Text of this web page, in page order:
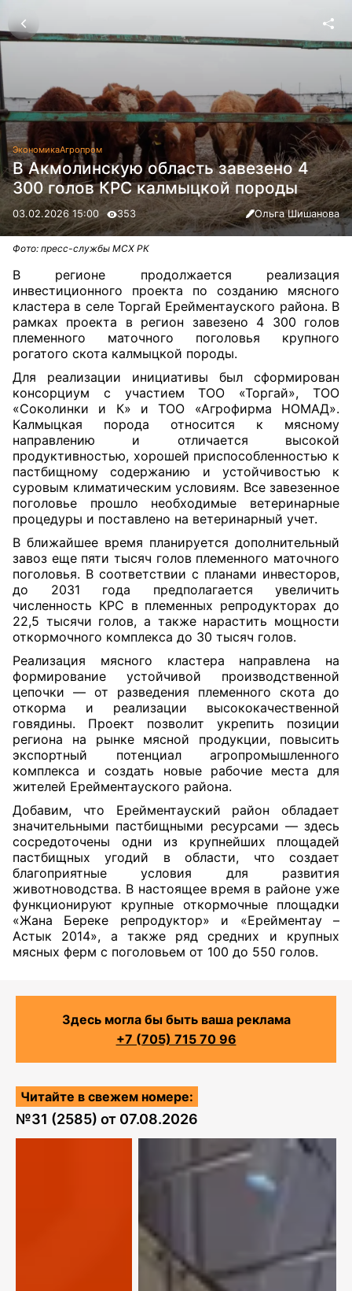
ЭкономикаАгропром
В Акмолинскую область завезено 4
300 голов КРС калмыцкой породы
03.02.2026 15:00 353 Ольга Шишанова
Фото: пресс-службы МСХ РК
В регионе продолжается реализация
инвестиционного проекта по созданию мясного
кластера в селе Торгай Ерейментауского района. В
рамках проекта в регион завезено 4 300 голов
племенного маточного поголовья крупного
рогатого скота калмыцкой породы.
Для реализации инициативы был сформирован
консорциум с участием ТОО «Торгай», ТОО
«Соколинки и К» и ТОО «Агрофирма НОМАД».
Калмыцкая порода относится к мясному
направлению и отличается высокой
продуктивностью, хорошей приспособленностью к
пастбищному содержанию и устойчивостью к
суровым климатическим условиям. Все завезенное
поголовье прошло необходимые ветеринарные
процедуры и поставлено на ветеринарный учет.
В ближайшее время планируется дополнительный
завоз еще пяти тысяч голов племенного маточного
поголовья. В соответствии с планами инвесторов,
до 2031 года предполагается увеличить
численность КРС в племенных репродукторах до
22,5 тысячи голов, а также нарастить мощности
откормочного комплекса до 30 тысяч голов.
Реализация мясного кластера направлена на
формирование устойчивой производственной
цепочки — от разведения племенного скота до
откорма и реализации высококачественной
говядины. Проект позволит укрепить позиции
региона на рынке мясной продукции, повысить
экспортный потенциал агропромышленного
комплекса и создать новые рабочие места для
жителей Ерейментауского района.
Добавим, что Ерейментауский район обладает
значительными пастбищными ресурсами — здесь
сосредоточены одни из крупнейших площадей
пастбищных угодий в области, что создает
благоприятные условия для развития
животноводства. В настоящее время в районе уже
функционируют крупные откормочные площадки
«Жана Береке репродуктор» и «Ерейментау –
Астык 2014», а также ряд средних и крупных
мясных ферм с поголовьем от 100 до 550 голов.
Здесь могла бы быть ваша реклама
+7 (705) 715 70 96
Читайте в свежем номере:
№31 (2585) от 07.08.2026